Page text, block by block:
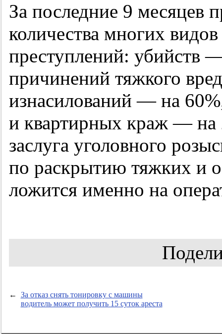
За последние 9 месяцев
количества многих
преступлений: убийств
причинений тяжкого
изнасилований — на
и квартирных краж — на
заслуга уголовного
по раскрытию тяжких и
ложится именно на
←
За отказ снять тонировку с машины
водитель может получить 15 суток ареста